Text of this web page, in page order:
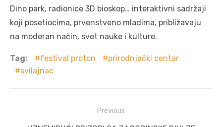
Dino park, radionice 3D bioskop… interaktivni sadržaji
koji posetiocima, prvenstveno mladima, približavaju
na moderan način, svet nauke i kulture.
Tag: festival proton
prirodnjački centar
svilajnac
Previous